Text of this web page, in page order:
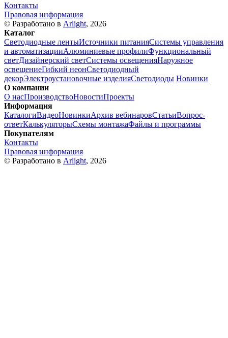
Контакты
Правовая информация
© Разработано в Arlight, 2026
Каталог
Светодиодные лентыИсточники питанияСистемы управления
и автоматизацииАлюминиевые профилиФункциональный
светДизайнерский светСистемы освещенияНаружное
освещениеГибкий неонСветодиодный
декорЭлектроустановочные изделияСветодиоды Новинки
О компании
О насПроизводствоНовостиПроекты
Информация
КаталогиВидеоНовинкиАрхив вебинаровСтатьиВопрос-
ответКалькуляторыСхемы монтажаФайлы и программы
Покупателям
Контакты
Правовая информация
© Разработано в Arlight, 2026